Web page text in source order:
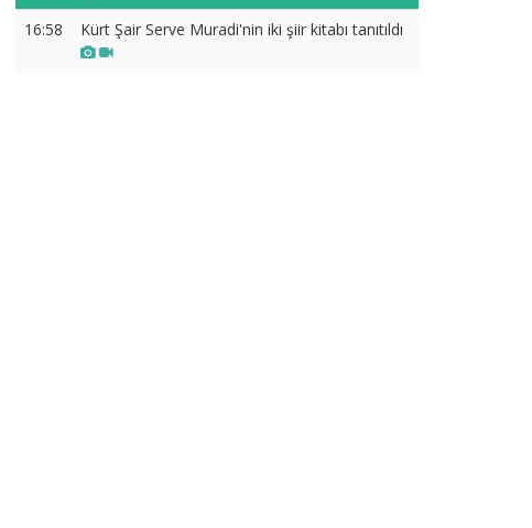
16:58
Kürt Şair Serve Muradi'nin iki şiir kitabı tanıtıldı